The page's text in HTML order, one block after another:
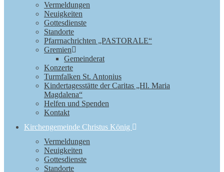
Vermeldungen
Neuigkeiten
Gottesdienste
Standorte
Pfarrnachrichten „PASTORALE“
Gremien
Gemeinderat
Konzerte
Turmfalken St. Antonius
Kindertagesstätte der Caritas „Hl. Maria
Magdalena“
Helfen und Spenden
Kontakt
Kirchengemeinde Christus König
Vermeldungen
Neuigkeiten
Gottesdienste
Standorte